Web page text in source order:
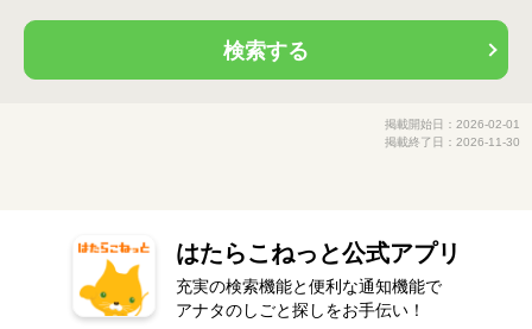
検索する
掲載開始日：2026-02-01
掲載終了日：2026-11-30
はたらこねっと公式アプリ
充実の検索機能と便利な通知機能で
アナタのしごと探しをお手伝い！